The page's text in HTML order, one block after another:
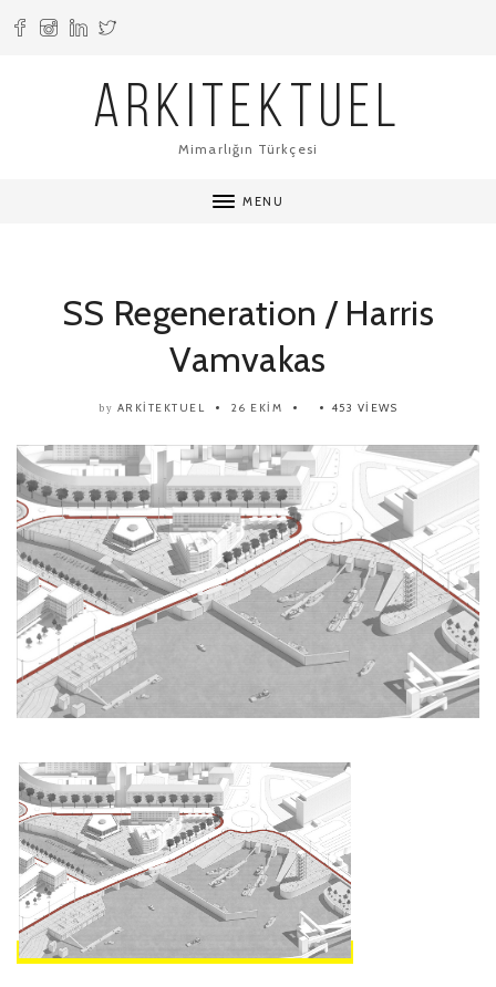
ARKITEKTUEL
Mimarlığın Türkçesi
MENU
SS Regeneration / Harris
Vamvakas
by ARKITEKTUEL 26 EKIM 453 VIEWS